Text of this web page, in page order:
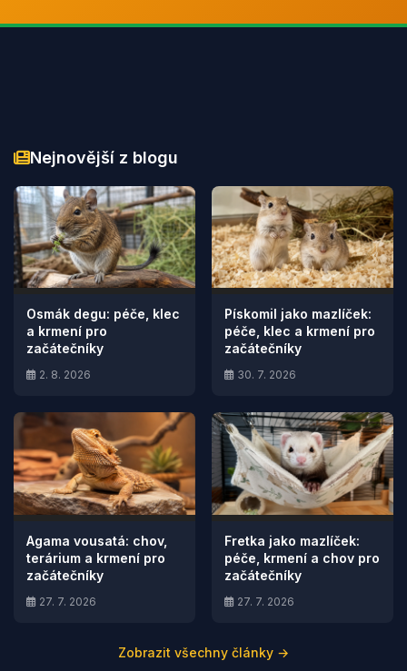
Nejnovější z blogu
Osmák degu: péče, klec
a krmení pro
začátečníky
2. 8. 2026
Pískomil jako mazlíček:
péče, klec a krmení pro
začátečníky
30. 7. 2026
Agama vousatá: chov,
terárium a krmení pro
začátečníky
27. 7. 2026
Fretka jako mazlíček:
péče, krmení a chov pro
začátečníky
27. 7. 2026
Zobrazit všechny články →